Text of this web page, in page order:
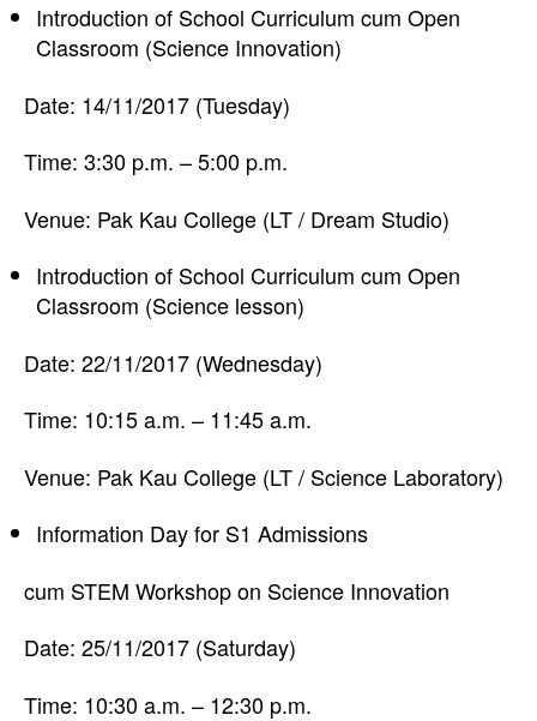
Introduction of School Curriculum cum Open
Classroom (Science Innovation)
Date: 14/11/2017 (Tuesday)
Time: 3:30 p.m. – 5:00 p.m.
Venue: Pak Kau College (LT / Dream Studio)
Introduction of School Curriculum cum Open
Classroom (Science lesson)
Date: 22/11/2017 (Wednesday)
Time: 10:15 a.m. – 11:45 a.m.
Venue: Pak Kau College (LT / Science Laboratory)
Information Day for S1 Admissions
cum STEM Workshop on Science Innovation
Date: 25/11/2017 (Saturday)
Time: 10:30 a.m. – 12:30 p.m.